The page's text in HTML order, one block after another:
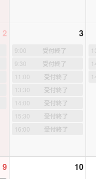
友人と出かけたディ
３年間習ったはずの
一番通じたのはジ
高校三年間は大手英
オーストラリアタウ
たくさんの良い先生
帰国後は英会話学校
2 3
9:00 受付終了
9:30 受付終了
11:00 受付終了
13:30 受付終了
14:00 受付終了
15:30 受付終了
16:00 受付終了
9 10